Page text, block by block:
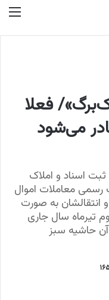
فعلا
می‌شود
اسناد و املاک
رسمی معاملات اموال
انتقالشان به صورت
تیرماه سال جاری
آن حاشیه سبز